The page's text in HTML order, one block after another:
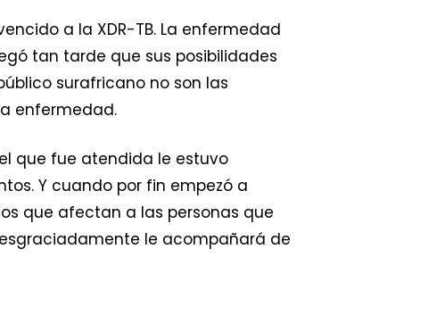
a la XDR-TB. La enfermedad
tan tarde que sus posibilidades
surafricano no son las
enfermedad.
que fue atendida le estuvo
Y cuando por fin empezó a
que afectan a las personas que
le acompañará de